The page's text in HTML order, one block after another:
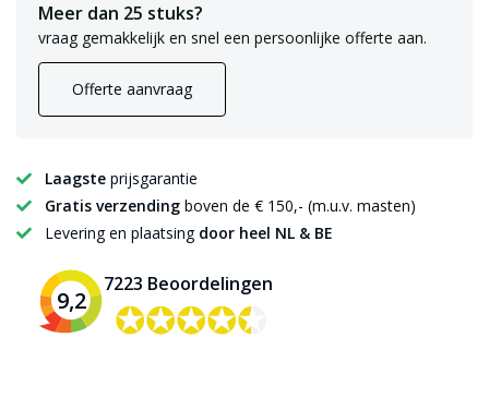
Meer dan 25 stuks?
vraag gemakkelijk en snel een persoonlijke offerte aan.
Offerte aanvraag
Laagste prijsgarantie
Gratis verzending boven de € 150,- (m.u.v. masten)
Levering en plaatsing door heel NL & BE
9,2
7223 Beoordelingen
✪✪✪✪✪
✪✪✪✪✪